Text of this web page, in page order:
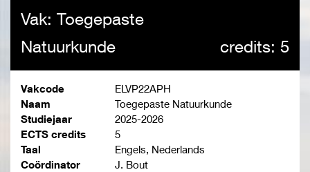
Vak: Toegepaste
Natuurkunde
credits: 5
Vakcode
ELVP22APH
Naam
Toegepaste Natuurkunde
Studiejaar
2025-2026
ECTS credits
5
Taal
Engels, Nederlands
Coördinator
J. Bout